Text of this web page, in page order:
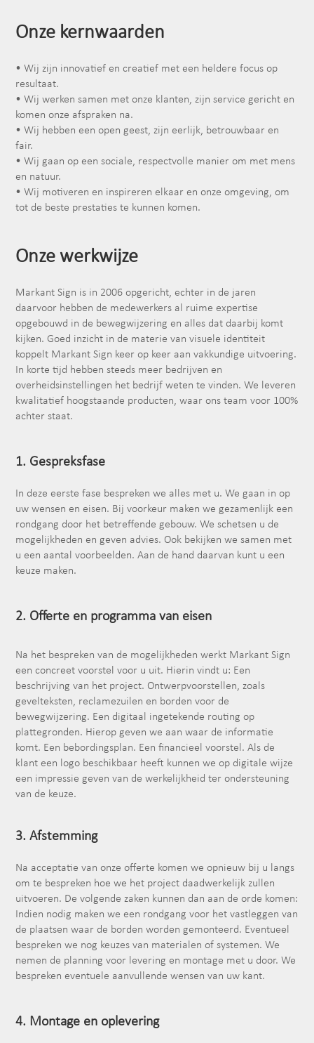
Onze kernwaarden
• Wij zijn innovatief en creatief met een heldere focus op
resultaat.
• Wij werken samen met onze klanten, zijn service gericht en
komen onze afspraken na.
• Wij hebben een open geest, zijn eerlijk, betrouwbaar en
fair.
• Wij gaan op een sociale, respectvolle manier om met mens
en natuur.
• Wij motiveren en inspireren elkaar en onze omgeving, om
tot de beste prestaties te kunnen komen.
Onze werkwijze
Markant Sign is in 2006 opgericht, echter in de jaren
daarvoor hebben de medewerkers al ruime expertise
opgebouwd in de bewegwijzering en alles dat daarbij komt
kijken. Goed inzicht in de materie van visuele identiteit
koppelt Markant Sign keer op keer aan vakkundige uitvoering.
In korte tijd hebben steeds meer bedrijven en
overheidsinstellingen het bedrijf weten te vinden. We leveren
kwalitatief hoogstaande producten, waar ons team voor 100%
achter staat.
1. Gespreksfase
In deze eerste fase bespreken we alles met u. We gaan in op
uw wensen en eisen. Bij voorkeur maken we gezamenlijk een
rondgang door het betreffende gebouw. We schetsen u de
mogelijkheden en geven advies. Ook bekijken we samen met
u een aantal voorbeelden. Aan de hand daarvan kunt u een
keuze maken.
2. Offerte en programma van eisen
Na het bespreken van de mogelijkheden werkt Markant Sign
een concreet voorstel voor u uit. Hierin vindt u: Een
beschrijving van het project. Ontwerpvoorstellen, zoals
gevelteksten, reclamezuilen en borden voor de
bewegwijzering. Een digitaal ingetekende routing op
plattegronden. Hierop geven we aan waar de informatie
komt. Een bebordingsplan. Een financieel voorstel. Als de
klant een logo beschikbaar heeft kunnen we op digitale wijze
een impressie geven van de werkelijkheid ter ondersteuning
van de keuze.
3. Afstemming
Na acceptatie van onze offerte komen we opnieuw bij u langs
om te bespreken hoe we het project daadwerkelijk zullen
uitvoeren. De volgende zaken kunnen dan aan de orde komen:
Indien nodig maken we een rondgang voor het vastleggen van
de plaatsen waar de borden worden gemonteerd. Eventueel
bespreken we nog keuzes van materialen of systemen. We
nemen de planning voor levering en montage met u door. We
bespreken eventuele aanvullende wensen van uw kant.
4. Montage en oplevering